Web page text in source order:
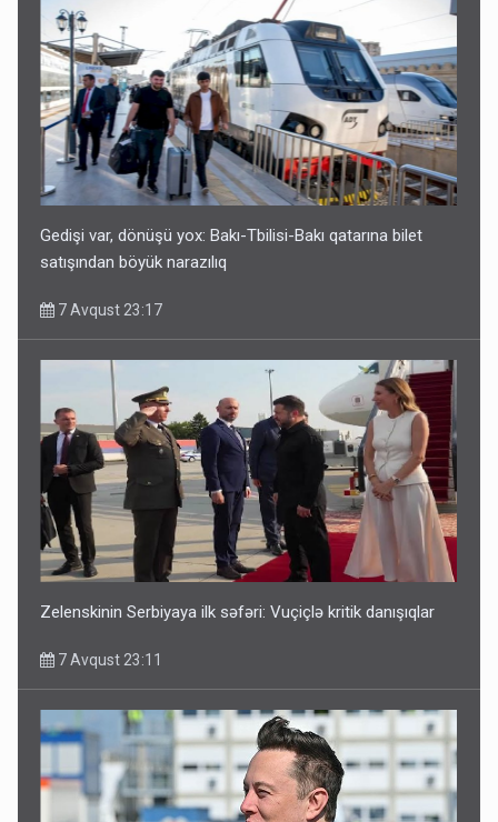
Geri çağırılan səfir Abel Məhərrəmovun oğludur - DOSYE
7 Avqust 14:07
Media və Yayım Şurasına əlavə hüquq və vəzifələr verilib
7 Avqust 13:24
Gedişi var, dönüşü yox: Bakı-Tbilisi-Bakı qatarına bilet
satışından böyük narazılıq
7 Avqust 23:17
Zelenskinin Serbiyaya ilk səfəri: Vuçiçlə kritik danışıqlar
7 Avqust 23:11